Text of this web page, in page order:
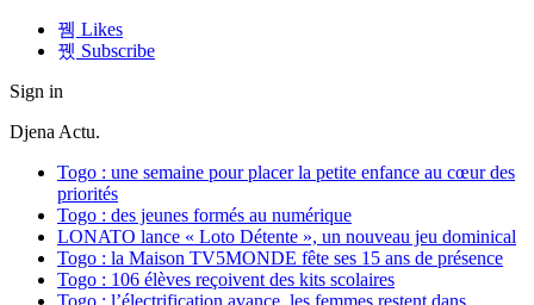
Likes
Subscribe
Sign in
Djena Actu.
Togo : une semaine pour placer la petite enfance au cœur des
priorités
Togo : des jeunes formés au numérique
LONATO lance « Loto Détente », un nouveau jeu dominical
Togo : la Maison TV5MONDE fête ses 15 ans de présence
Togo : 106 élèves reçoivent des kits scolaires
Togo : l’électrification avance, les femmes restent dans